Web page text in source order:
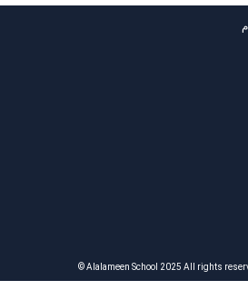
© Alalameen School 2025 All rights